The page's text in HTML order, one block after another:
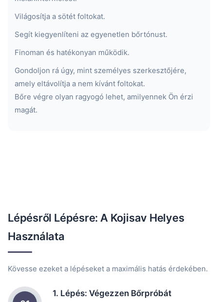
Világosítja a sötét foltokat.
Segít kiegyenlíteni az egyenetlen bőrtónust.
Finoman és hatékonyan működik.
Gondoljon rá úgy, mint személyes szerkesztőjére,
amely eltávolítja a nem kívánt foltokat.
Bőre végre olyan ragyogó lehet, amilyennek Ön érzi
magát.
Lépésről Lépésre: A Kojisav Helyes
Használata
Kövesse ezeket a lépéseket a maximális hatás érdekében.
1. Lépés: Végezzen Bőrpróbát